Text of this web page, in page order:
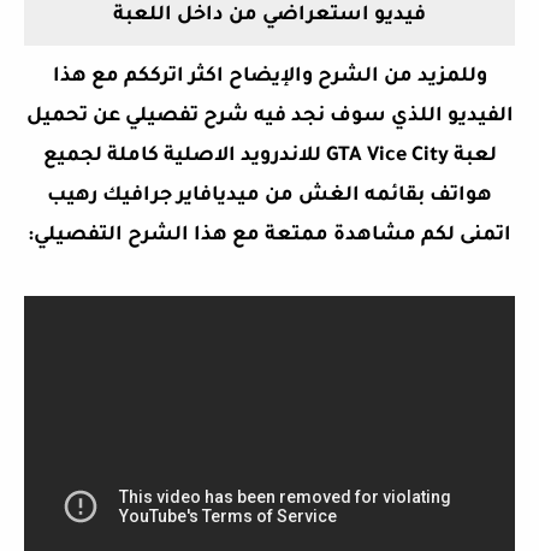
فيديو استعراضي من داخل اللعبة
وللمزيد من الشرح والإيضاح اكثر اترككم مع هذا
الفيديو اللذي سوف نجد فيه شرح تفصيلي عن تحميل
لعبة GTA Vice City للاندرويد الاصلية كاملة لجميع
هواتف بقائمه الغش من ميديافاير جرافيك رهيب
اتمنى لكم مشاهدة ممتعة مع هذا الشرح التفصيلي: